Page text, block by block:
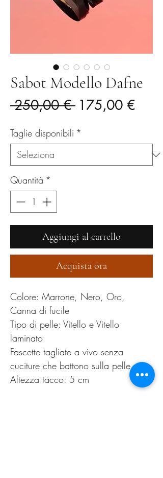
Sabot Modello Dafne
250,00 € Prezzo
175,00 €Prezzo
Taglie disponibili *
Quantità *
Aggiungi al carrello
Acquista ora
Colore: Marrone, Nero, Oro,
Canna di fucile
Tipo di pelle: Vitello e Vitello
laminato
Fascette tagliate a vivo senza
cuciture che battono sulla pelle
Altezza tacco: 5 cm